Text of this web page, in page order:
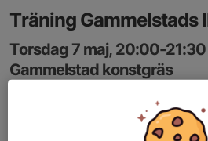
Träning Gammelstads
Torsdag 7 maj, 20:00-21:30
Gammelstad konstgräs
Samling: 19:50,